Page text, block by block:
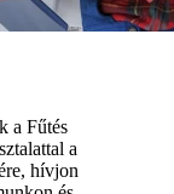
a Fűtés
a
hívjon